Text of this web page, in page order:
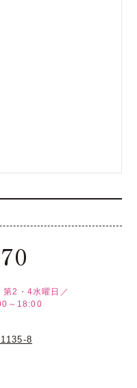
第2・4水曜日／
～18:00
8